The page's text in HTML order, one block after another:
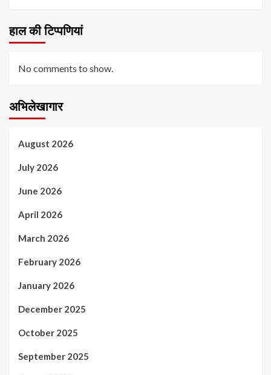
हाल की टिप्पणियां
No comments to show.
अभिलेखागार
August 2026
July 2026
June 2026
April 2026
March 2026
February 2026
January 2026
December 2025
October 2025
September 2025